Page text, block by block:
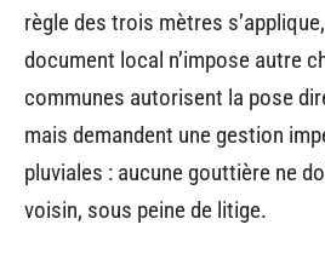
règle des trois mètres
document local n’impose autre
communes autorisent la pose
mais demandent une gestion
pluviales : aucune gouttière ne
voisin, sous peine de litige.